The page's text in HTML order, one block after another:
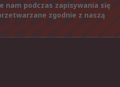
nam podczas zapisywania się
zgodnie z naszą